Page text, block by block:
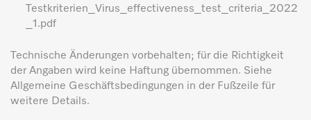
Testkriterien_Virus_effectiveness_test_criteria_2022
_1.pdf
Technische Änderungen vorbehalten; für die Richtigkeit
der Angaben wird keine Haftung übernommen. Siehe
Allgemeine Geschäftsbedingungen in der Fußzeile für
weitere Details.